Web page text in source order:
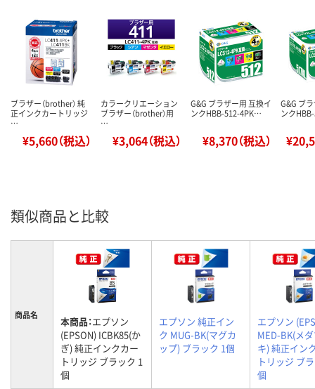
ブラザー（brother） 純
正インクカートリッジ
…
¥5,660（税込）
カラークリエーション
ブラザー（brother）用
…
¥3,064（税込）
G&G ブラザー用 互換イ
ンクHBB-512-4PK…
¥8,370（税込）
G&G ブ
ンク
類似商品と比較
商品名 本商品：エプソン
(EPSON) ICBK85(か
ぎ) 純正インクカー
トリッジ ブラック 1
個
エプソン 純正イン
ク MUG-BK(マグカ
ップ) ブラック 1個
エプソン
MED-BK(メ
キ) 純正イン
トリッジ ブ
個